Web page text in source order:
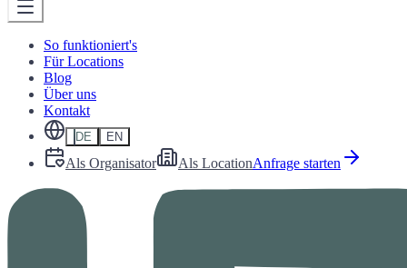
So funktioniert's
Für Locations
Blog
Über uns
Kontakt
DE EN
Als Organisator Als LocationAnfrage starten